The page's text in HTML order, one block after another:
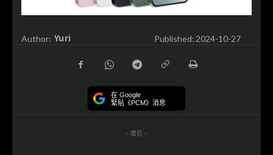
Author: Yuri Published: 2024-10-27
在 Google
緊貼《PCM》消息
- 廣告 -